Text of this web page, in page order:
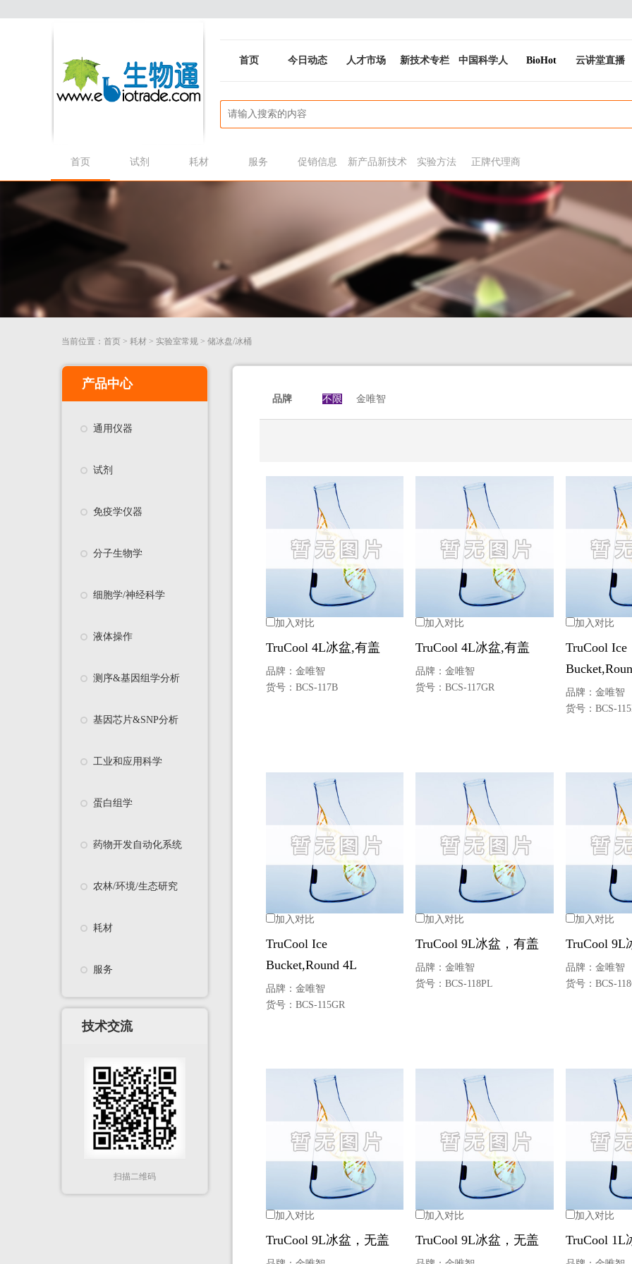
首页 今日动态 人才市场 新技术专栏 中国科学人 BioHot 云讲堂直播
首页 试剂 耗材 服务 促销信息 新产品新技术 实验方法 正牌代理商
当前位置： 首页 > 耗材 > 实验室常规 > 储冰盘/冰桶
产品中心
通用仪器
试剂
免疫学仪器
分子生物学
细胞学/神经科学
液体操作
测序&基因组学分析
基因芯片&SNP分析
工业和应用科学
蛋白组学
药物开发自动化系统
农林/环境/生态研究
耗材
服务
技术交流
扫描二维码
品牌 不限 金唯智
加入对比
TruCool 4L冰盆,有盖
品牌： 金唯智
货号： BCS-117B
加入对比
TruCool 4L冰盆,有盖
品牌： 金唯智
货号： BCS-117GR
加入对比
TruCool Ice
品牌： 金唯智
货号： BCS-
加入对比
TruCool Ice
Bucket,Round 4L
品牌： 金唯智
货号： BCS-115GR
加入对比
TruCool 9L冰盆，有盖
品牌： 金唯智
货号： BCS-118PL
加入对比
TruCool 9L
品牌： 金唯智
货号： BCS-
加入对比
TruCool 9L冰盆，无盖
加入对比
TruCool 9L冰盆，无盖
加入对比
TruCool 1L